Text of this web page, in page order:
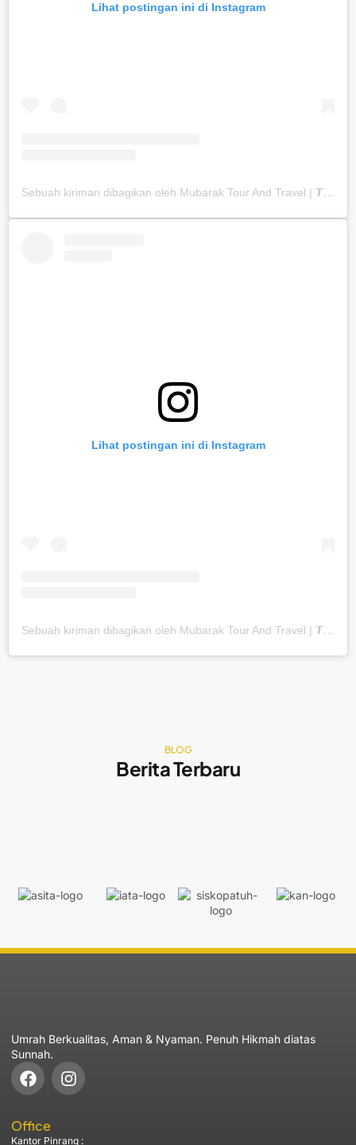
Lihat postingan ini di Instagram
Sebuah kiriman dibagikan oleh Mubarak Tour And Travel | 𝙏𝙚𝙧𝙖𝙠𝙧𝙚𝙙𝙞𝙩𝙖𝙨𝙞 𝘼 (@mubaraktourtravel.id)
Lihat postingan ini di Instagram
Sebuah kiriman dibagikan oleh Mubarak Tour And Travel | 𝙏𝙚𝙧𝙖𝙠𝙧𝙚𝙙𝙞𝙩𝙖𝙨𝙞 𝘼 (@mubaraktourtravel.id)
BLOG
Berita Terbaru
Umrah Berkualitas, Aman & Nyaman. Penuh Hikmah diatas
Sunnah.
Office
Kantor Pinrang :